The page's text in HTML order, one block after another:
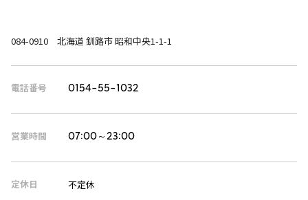
084-0910 北海道 釧路市 昭和中央1-1-1
電話番号 0154-55-1032
営業時間 07:00～23:00
定休日 不定休